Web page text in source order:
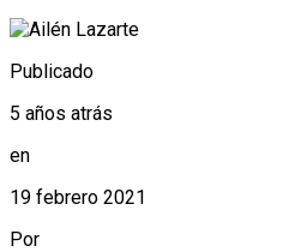
Publicado
5 años atrás
en
19 febrero 2021
Por